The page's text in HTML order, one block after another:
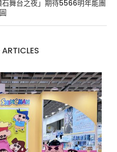
舞台之夜」期待5566明年能團
圓
ARTICLES